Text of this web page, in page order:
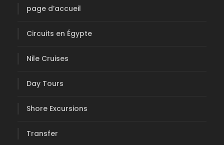
page d’accueil
Circuits en Égypte
Nile Cruises
Day Tours
Shore Excursions
Transfer